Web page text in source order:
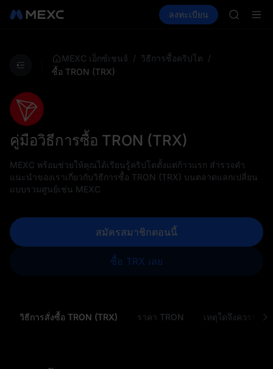
สปอต ฟิวเจอร์ส SPCX
ลงทะเบียน
AAOI
MEXC เอ็กซ์เชนจ์ / วิธีการซื้อคริปโต /
ซื้อ TRON (TRX)
คู่มือวิธีการซื้อ TRON (TRX)
MEXC พร้อมช่วยให้คุณได้เรียนรู้คริปโตตั้งแต่ก้าวแรก สำรวจคำ
แนะนำของเราเกี่ยวกับวิธีการซื้อ TRON (TRX) บนตลาดแลกเปลี่ยน
แบบรวมศูนย์เช่น MEXC
สมัครสมาชิกตอนนี้
ซื้อ TRX เลย
วิธีการสั่งซื้อ TRON (TRX) ราคา TRON เหตุใดจึงควรซื้อ